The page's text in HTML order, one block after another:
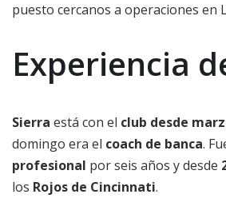
puesto cercanos a operaciones en
Experiencia
Sierra está con el club desde
domingo era el coach de banca.
profesional por seis años y desde
los Rojos de Cincinnati.